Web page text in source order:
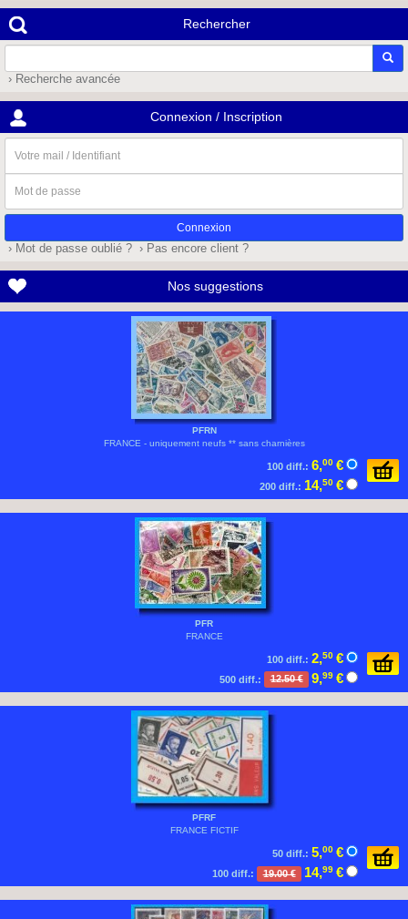
Rechercher
› Recherche avancée
Connexion / Inscription
mail
/
Identifiant
de
passe
› Mot de passe oublié ? › Pas encore client ?
Nos suggestions
PFRN
FRANCE - uniquement neufs ** sans charnières
100 diff.: 6,00 €
200 diff.: 14,50 €
PFR
FRANCE
100 diff.: 2,50 €
500 diff.: 12.50 € 9,99 €
PFRF
FRANCE FICTIF
50 diff.: 5,00 €
100 diff.: 19.00 € 14,99 €